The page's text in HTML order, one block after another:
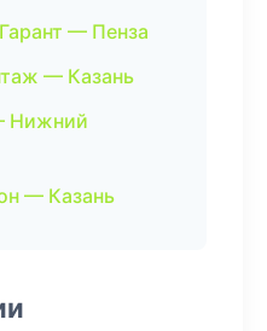
— Пенза
— Казань
Нижний
— Казань